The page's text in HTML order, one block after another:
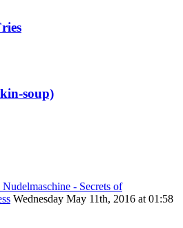
soup)
- Secrets of
Wednesday May 11th, 2016 at 01:58